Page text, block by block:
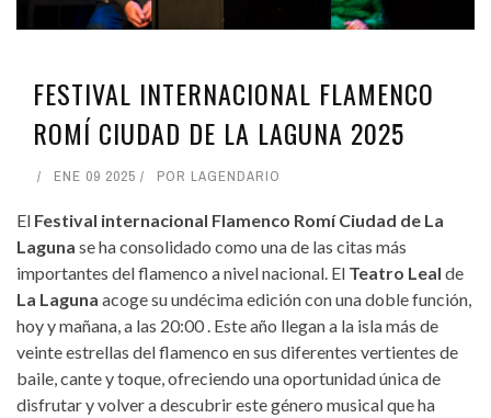
FESTIVAL INTERNACIONAL FLAMENCO
ROMÍ CIUDAD DE LA LAGUNA 2025
ENE 09 2025 POR LAGENDARIO
El Festival internacional Flamenco Romí Ciudad de La
Laguna se ha consolidado como una de las citas más
importantes del flamenco a nivel nacional. El Teatro Leal de
La Laguna acoge su undécima edición con una doble función,
hoy y mañana, a las 20:00 . Este año llegan a la isla más de
veinte estrellas del flamenco en sus diferentes vertientes de
baile, cante y toque, ofreciendo una oportunidad única de
disfrutar y volver a descubrir este género musical que ha